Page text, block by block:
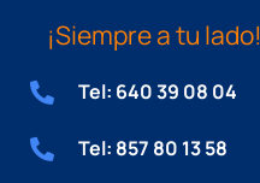
¡Siempre a tu lado!
Tel: 640 39 08 04
Tel: 857 80 13 58